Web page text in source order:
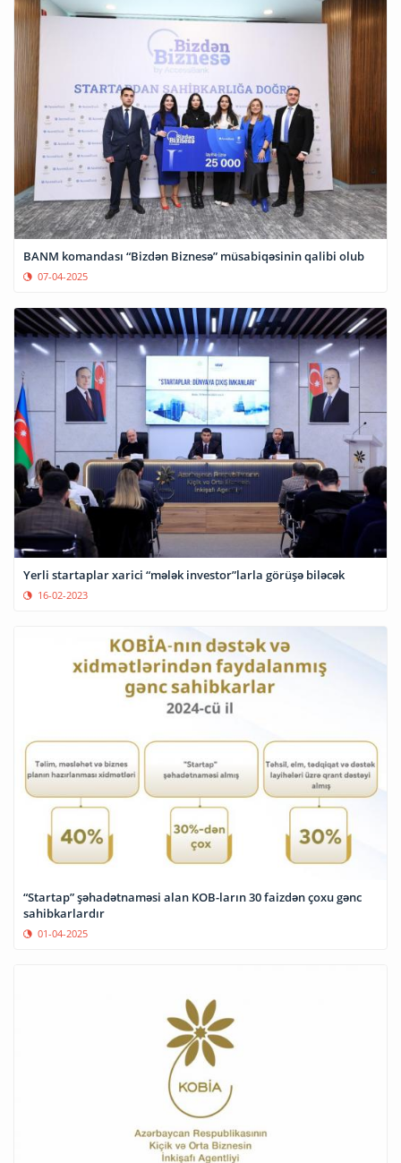
BANM komandası “Bizdən Biznesə” müsabiqəsinin qalibi olub
07-04-2025
Yerli startaplar xarici “mələk investor”larla görüşə biləcək
16-02-2023
“Startap” şəhadətnaməsi alan KOB-ların 30 faizdən çoxu gənc
sahibkarlardır
01-04-2025